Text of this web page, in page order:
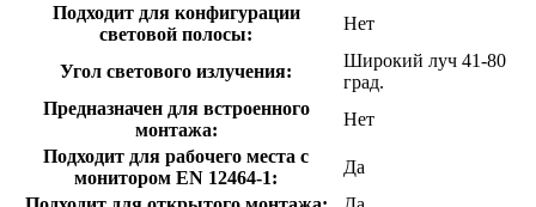
Подходит для конфигурации
световой полосы:
Нет
Угол светового излучения:
Широкий луч 41-80
град.
Предназначен для встроенного
монтажа:
Нет
Подходит для рабочего места с
монитором EN 12464-1:
Да